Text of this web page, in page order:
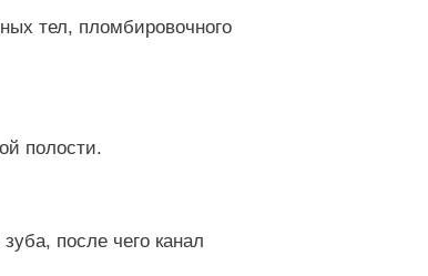
тел, пломбировочного
полости.
после чего канал